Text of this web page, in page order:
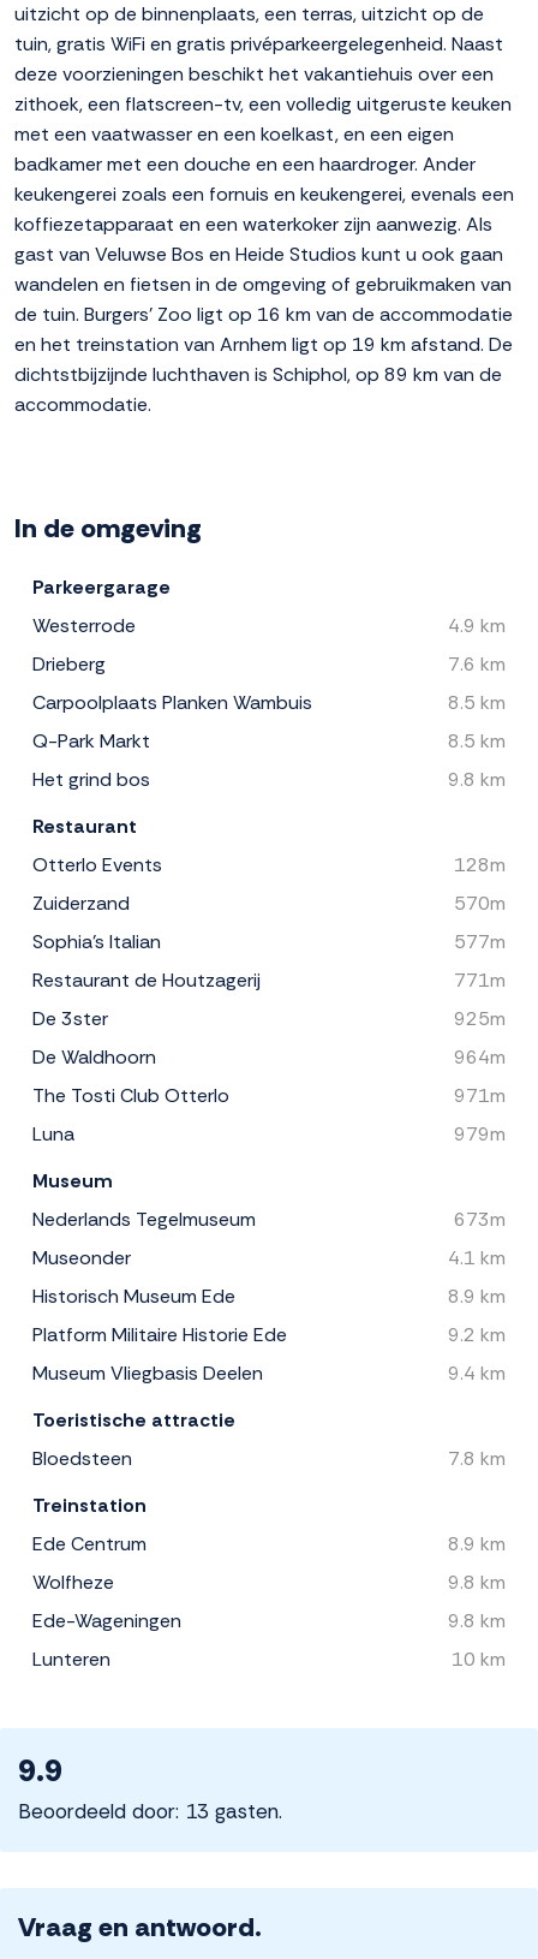
uitzicht op de binnenplaats, een terras, uitzicht op de
tuin, gratis WiFi en gratis privéparkeergelegenheid. Naast
deze voorzieningen beschikt het vakantiehuis over een
zithoek, een flatscreen-tv, een volledig uitgeruste keuken
met een vaatwasser en een koelkast, en een eigen
badkamer met een douche en een haardroger. Ander
keukengerei zoals een fornuis en keukengerei, evenals een
koffiezetapparaat en een waterkoker zijn aanwezig. Als
gast van Veluwse Bos en Heide Studios kunt u ook gaan
wandelen en fietsen in de omgeving of gebruikmaken van
de tuin. Burgers' Zoo ligt op 16 km van de accommodatie
en het treinstation van Arnhem ligt op 19 km afstand. De
dichtstbijzijnde luchthaven is Schiphol, op 89 km van de
accommodatie.
In de omgeving
Parkeergarage
Westerrode
4.9 km
Drieberg
7.6 km
Carpoolplaats Planken Wambuis
8.5 km
Q-Park Markt
8.5 km
Het grind bos
9.8 km
Restaurant
Otterlo Events
128m
Zuiderzand
570m
Sophia's Italian
577m
Restaurant de Houtzagerij
771m
De 3ster
925m
De Waldhoorn
964m
The Tosti Club Otterlo
971m
Luna
979m
Museum
Nederlands Tegelmuseum
673m
Museonder
4.1 km
Historisch Museum Ede
8.9 km
Platform Militaire Historie Ede
9.2 km
Museum Vliegbasis Deelen
9.4 km
Toeristische attractie
Bloedsteen
7.8 km
Treinstation
Ede Centrum
8.9 km
Wolfheze
9.8 km
Ede-Wageningen
9.8 km
Lunteren
10 km
9.9
Beoordeeld door: 13 gasten.
Vraag en antwoord.